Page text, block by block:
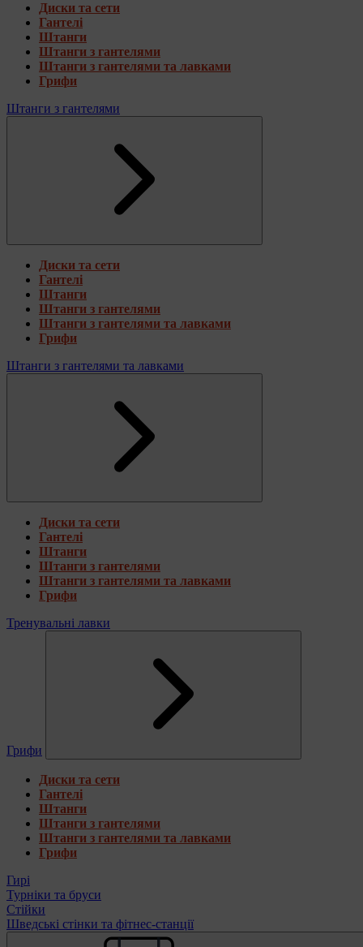
Диски та сети
Гантелі
Штанги
Штанги з гантелями
Штанги з гантелями та лавками
Грифи
Штанги з гантелями
Диски та сети
Гантелі
Штанги
Штанги з гантелями
Штанги з гантелями та лавками
Грифи
Штанги з гантелями та лавками
Диски та сети
Гантелі
Штанги
Штанги з гантелями
Штанги з гантелями та лавками
Грифи
Тренувальні лавки
Грифи
Диски та сети
Гантелі
Штанги
Штанги з гантелями
Штанги з гантелями та лавками
Грифи
Гирі
Турніки та бруси
Стійки
Шведські стінки та фітнес-станції